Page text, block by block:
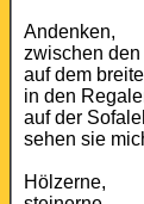
Andenken,
zwischen
auf dem
in den
auf der
sehen sie
Hölzerne,